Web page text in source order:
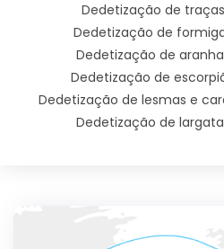
Dedetização de
Dedetização de
Dedetização de
Dedetização de
Dedetização de lesmas e
Dedetização de